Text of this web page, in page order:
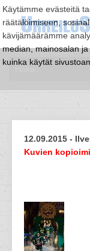
Käytämme evästeitä
räätälöimiseen,
kävijämäärämme
median, mainosalan
kuinka käytät
12.09.2015 -
Kuvien